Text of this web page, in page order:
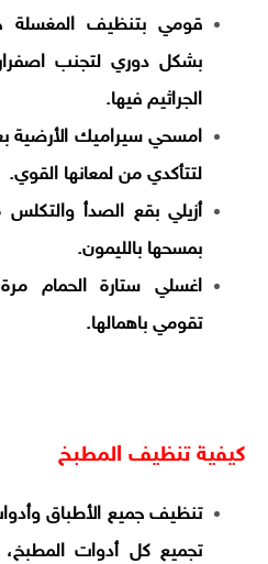
قومي بتنظيف المغسلة
بشكل دوري لتجنب
الجراثيم فيها.
امسحي سيراميك الأرضية
لتتأكدي من لمعانها القوي.
أزيلي بقع الصدأ
بمسحها بالليمون.
اغسلي ستارة الحمام
تقومي باهمالها.
كيفية تنظيف المطبخ
تنظيف جميع الأطباق
تجميع كل أدوات